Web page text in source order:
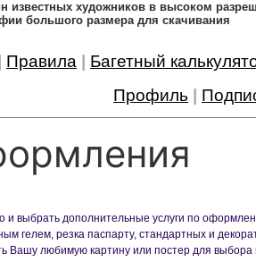
известных художников в высоком
большого размера для скачивания
Правила Багетный
Профиль
и выбрать дополнительные услуги по
гелем, резка паспарту, стандартных и
Вашу любимую картину или постер для